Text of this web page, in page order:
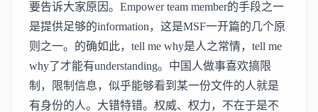
要告诉大家原因。Empower team member的手段之一
是提供足够的information，这是MSF一开篇的几个原
则之一。的确如此，tell me why是人之常情，tell me
why了才能有understanding。中国人做事喜欢搞限
制，限制信息，似乎能够看到某一份文件的人就是
有身份的人。大错特错。权威、权力，不在于是不